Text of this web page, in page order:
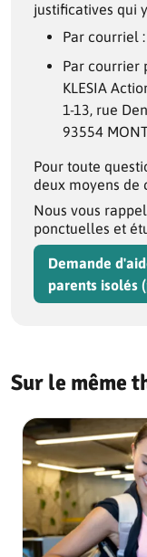
justificatives qui
Par courriel :
Par courrier
KLESIA
1-13, rue
93554
Pour toute
deux moyens de
Nous vous
ponctuelles et
Demande
parents isolés
Sur le même